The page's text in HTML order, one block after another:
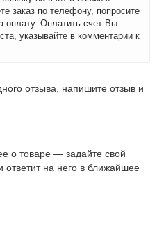
заказ по телефону, попросите
оплату. Оплатить счет Вы
указывайте в комментарии к
отзыва, напишите отзыв и
о товаре — задайте свой
на него в ближайшее